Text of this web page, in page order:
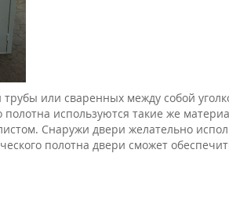
или сваренных между собой
используются такие же
Снаружи двери желательно
полотна двери сможет